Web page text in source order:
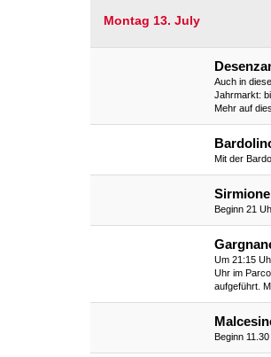
Montag 13. July
Auch in
Jahrmarkt:
Mehr auf
Mit der
Beginn 21
Um 21:15
Uhr im
aufgeführt.
Beginn